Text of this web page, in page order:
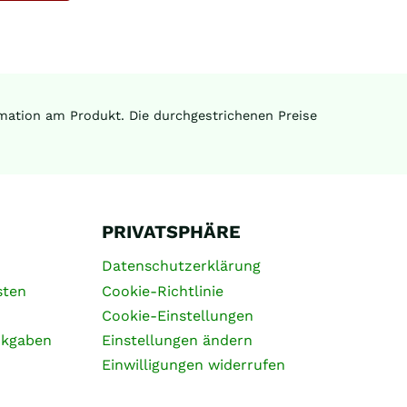
am Produkt. Die durchgestrichenen Preise
PRIVATSPHÄRE
Datenschutzerklärung
Cookie-Richtlinie
Cookie-Einstellungen
Einstellungen ändern
Einwilligungen widerrufen